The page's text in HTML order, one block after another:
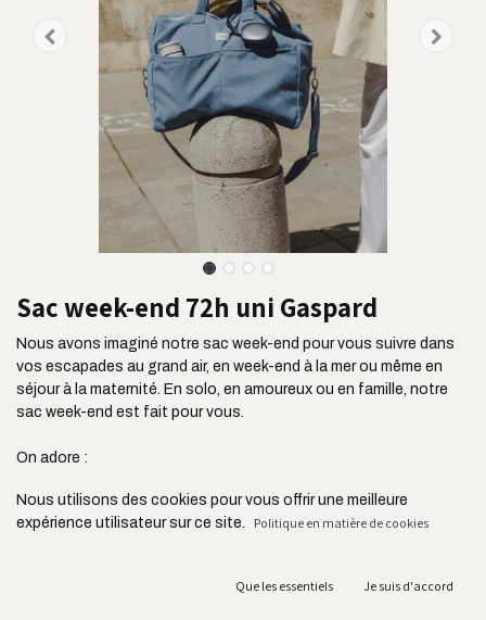
Sac week-end 72h uni Gaspard
Nous avons imaginé notre sac week-end pour vous suivre dans
vos escapades au grand air, en week-end à la mer ou même en
séjour à la maternité. En solo, en amoureux ou en famille, notre
sac week-end est fait pour vous.
On adore :
- Ses 3 poches extérieures : idéal pour y ranger ses billets, un livre
etc
- Son tissu ultra résistant issu de l'industrie de l'ameublement et
Nous utilisons des cookies pour vous offrir une meilleure
expérience utilisateur sur ce site.
Politique en matière de cookies
Que les essentiels Je suis d'accord